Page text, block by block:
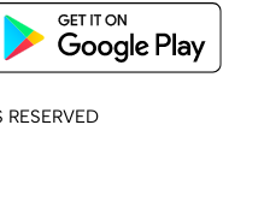
RESERVED